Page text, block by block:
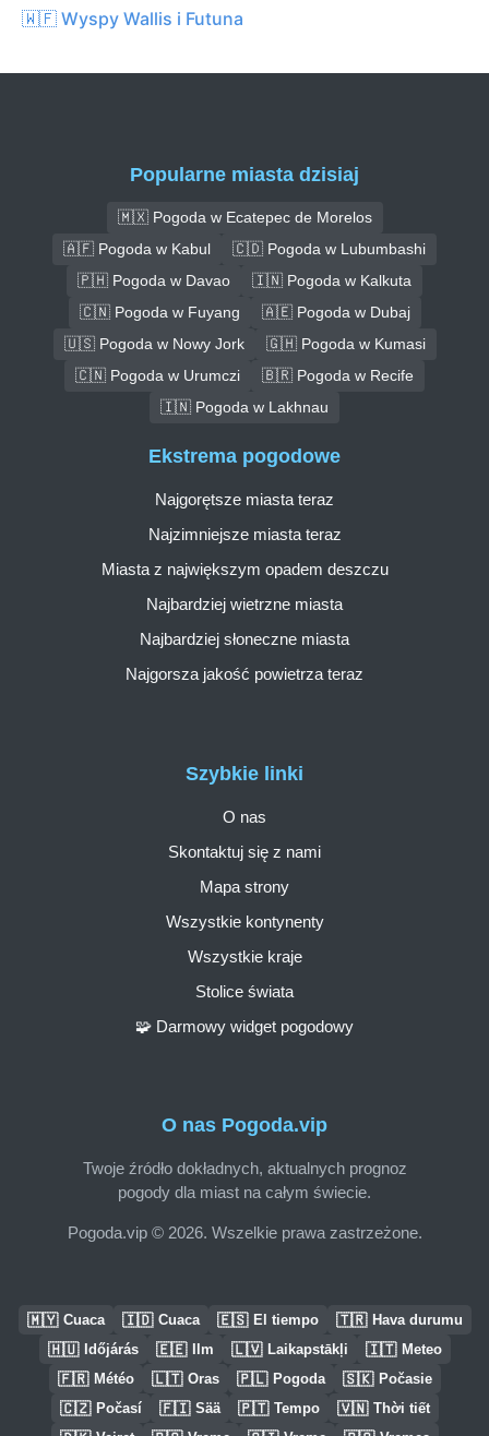
🇼🇫 Wyspy Wallis i Futuna
Popularne miasta dzisiaj
🇲🇽 Pogoda w Ecatepec de Morelos
🇦🇫 Pogoda w Kabul
🇨🇩 Pogoda w Lubumbashi
🇵🇭 Pogoda w Davao
🇮🇳 Pogoda w Kalkuta
🇨🇳 Pogoda w Fuyang
🇦🇪 Pogoda w Dubaj
🇺🇸 Pogoda w Nowy Jork
🇬🇭 Pogoda w Kumasi
🇨🇳 Pogoda w Urumczi
🇧🇷 Pogoda w Recife
🇮🇳 Pogoda w Lakhnau
O nas Pogoda.vip
Twoje źródło dokładnych, aktualnych prognoz
pogody dla miast na całym świecie.
Pogoda.vip © 2026. Wszelkie prawa zastrzeżone.
Szybkie linki
O nas
Skontaktuj się z nami
Mapa strony
Wszystkie kontynenty
Wszystkie kraje
Stolice świata
🧩 Darmowy widget pogodowy
Ekstrema pogodowe
Najgorętsze miasta teraz
Najzimniejsze miasta teraz
Miasta z największym opadem deszczu
Najbardziej wietrzne miasta
Najbardziej słoneczne miasta
Najgorsza jakość powietrza teraz
🇲🇾 Cuaca 🇮🇩 Cuaca 🇪🇸 El tiempo 🇹🇷 Hava durumu
🇭🇺 Időjárás 🇪🇪 Ilm 🇱🇻 Laikapstākļi 🇮🇹 Meteo
🇫🇷 Météo 🇱🇹 Oras 🇵🇱 Pogoda 🇸🇰 Počasie
🇨🇿 Počasí 🇫🇮 Sää 🇵🇹 Tempo 🇻🇳 Thời tiết